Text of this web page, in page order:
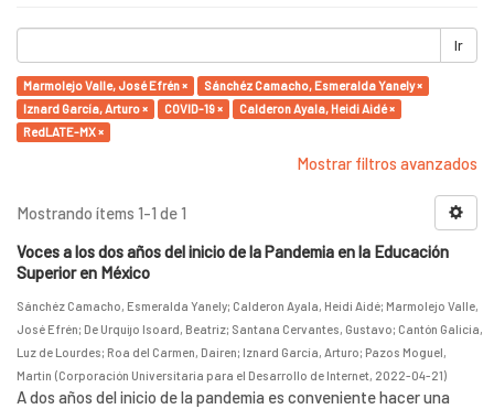
Ir
Marmolejo Valle, José Efrén ×
Sánchéz Camacho, Esmeralda Yanely ×
Iznard García, Arturo ×
COVID-19 ×
Calderon Ayala, Heidi Aidé ×
RedLATE-MX ×
Mostrar filtros avanzados
Mostrando ítems 1-1 de 1
Voces a los dos años del inicio de la Pandemia en la Educación
Superior en México
Sánchéz Camacho, Esmeralda Yanely; Calderon Ayala, Heidi Aidé; Marmolejo Valle,
José Efrén; De Urquijo Isoard, Beatriz; Santana Cervantes, Gustavo; Cantón Galicia,
Luz de Lourdes; Roa del Carmen, Dairen; Iznard García, Arturo; Pazos Moguel,
Martin (Corporación Universitaria para el Desarrollo de Internet, 2022-04-21)
A dos años del inicio de la pandemia es conveniente hacer una